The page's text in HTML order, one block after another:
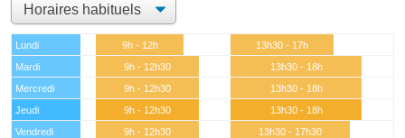
Lundi 9h - 12h
13h30 - 17h
Mardi
9h - 12h30
13h30 - 18h
Mercredi
9h - 12h30
13h30 - 18h
Jeudi
9h - 12h30
13h30 - 18h
Vendredi
9h - 12h30
13h30 - 17h30